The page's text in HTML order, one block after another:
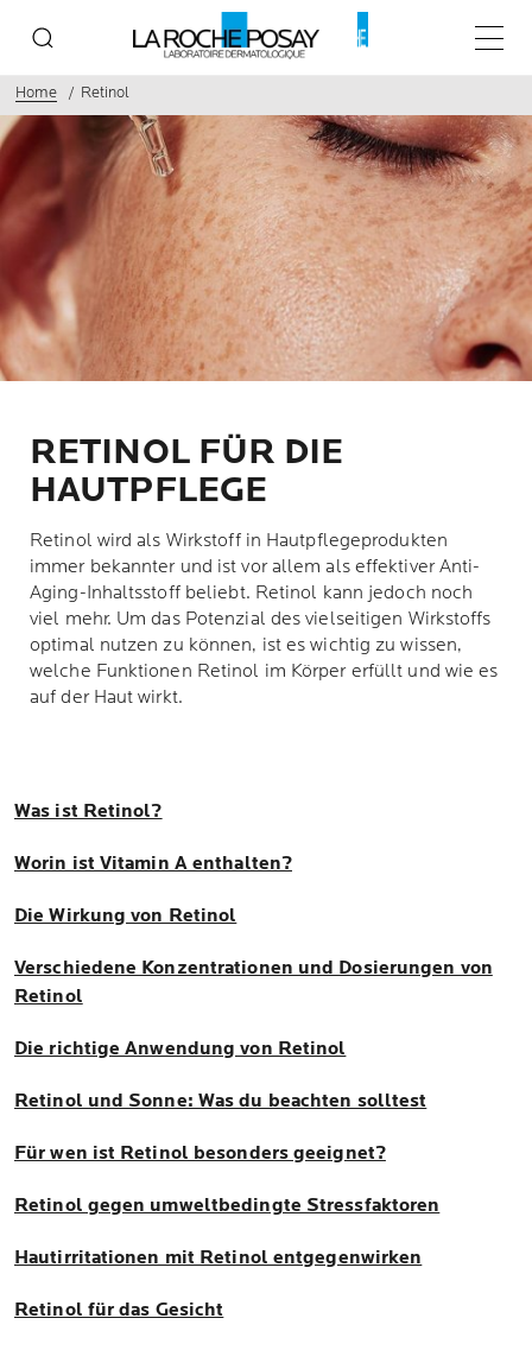
Home Retinol
RETINOL FÜR DIE
HAUTPFLEGE
Retinol wird als Wirkstoff in Hautpflegeprodukten
immer bekannter und ist vor allem als effektiver Anti-
Aging-Inhaltsstoff beliebt. Retinol kann jedoch noch
viel mehr. Um das Potenzial des vielseitigen Wirkstoffs
optimal nutzen zu können, ist es wichtig zu wissen,
welche Funktionen Retinol im Körper erfüllt und wie es
auf der Haut wirkt.
Was ist Retinol?
Worin ist Vitamin A enthalten?
Die Wirkung von Retinol
Verschiedene Konzentrationen und Dosierungen von
Retinol
Die richtige Anwendung von Retinol
Retinol und Sonne: Was du beachten solltest
Für wen ist Retinol besonders geeignet?
Retinol gegen umweltbedingte Stressfaktoren
Hautirritationen mit Retinol entgegenwirken
Retinol für das Gesicht